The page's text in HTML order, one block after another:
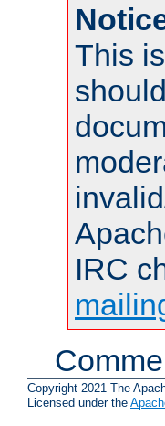
This
IRC
Copyright 2021 The
Licensed under the